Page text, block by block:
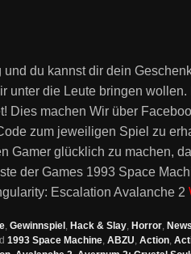
du kannst dir dein
unter die Leute bringen
Dies machen Wir über
zum jeweiligen Spiel zu
Gamer glücklich zu machen,
der Games 1993 Space
Escalation Avalanche 2
, Gewinnspiel, Hack & Slay, Horror, News
1993 Space Machine, ABZU, Action,